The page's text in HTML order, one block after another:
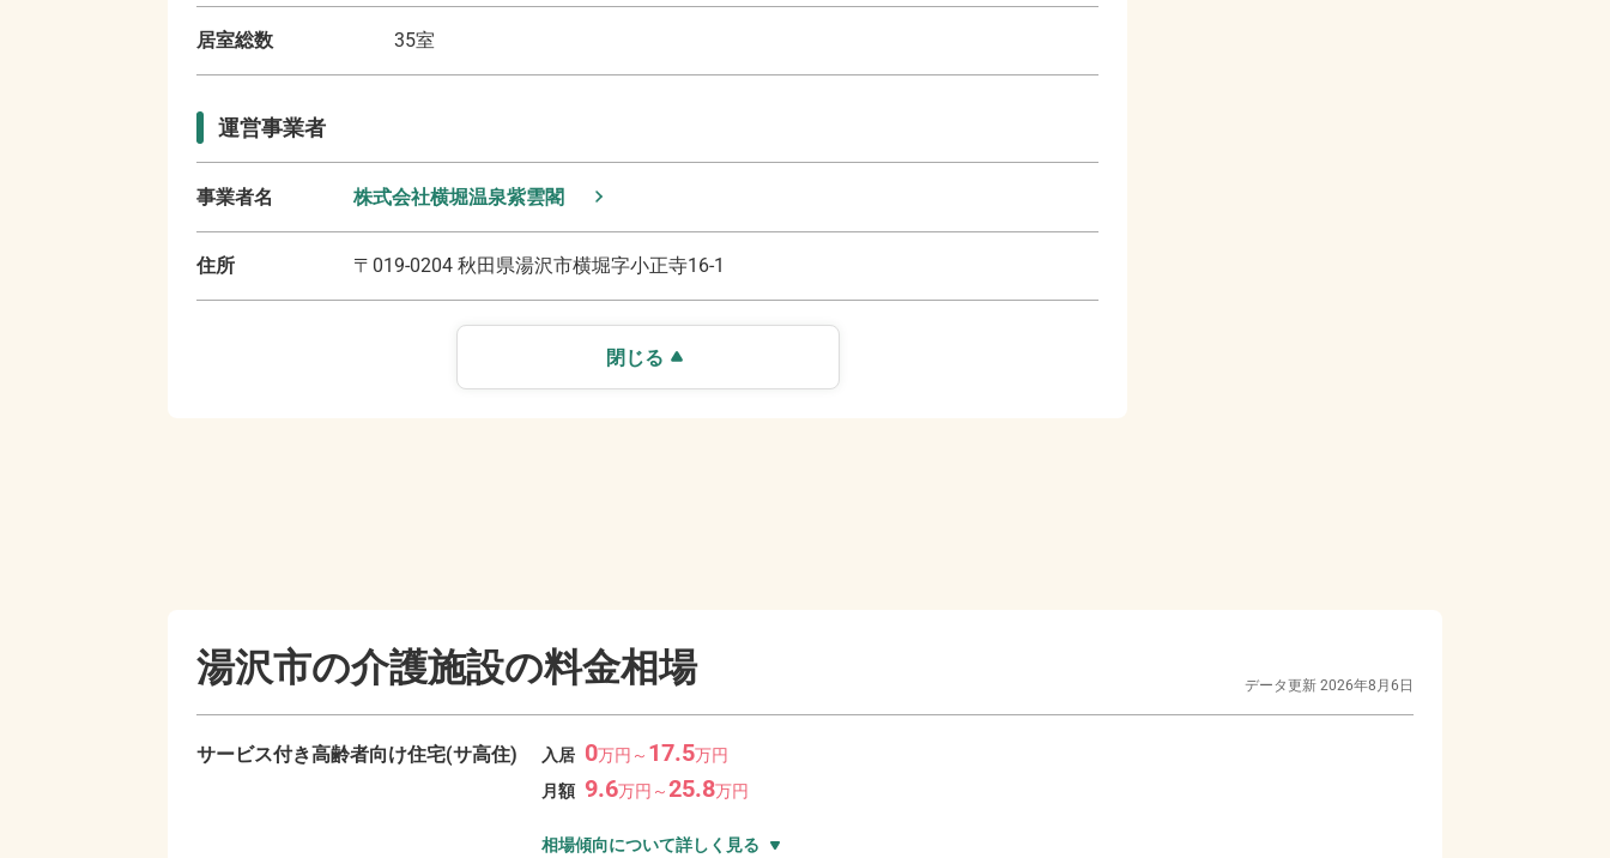
居室総数 35室
運営事業者
事業者名 株式会社横堀温泉紫雲閣
住所 〒 019-0204 秋田県湯沢市横堀字小正寺16-1
閉じる
湯沢市の介護施設の料金相場 データ更新 2026年8月6日
サービス付き高齢者向け住宅(サ高住) 入居 0万円～ 17.5万円
月額 9.6万円～25.8万円
相場傾向について詳しく見る